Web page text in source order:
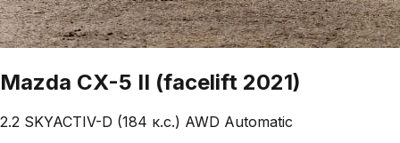
Mazda CX-5 II (facelift 2021)
2.2 SKYACTIV-D (184 к.с.) AWD Automatic